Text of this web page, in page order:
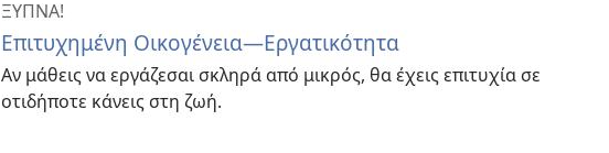
ΞΥΠΝΑ!
Επιτυχημένη Οικογένεια—Εργατικότητα
Αν μάθεις να εργάζεσαι σκληρά από μικρός, θα έχεις επιτυχία σε
οτιδήποτε κάνεις στη ζωή.